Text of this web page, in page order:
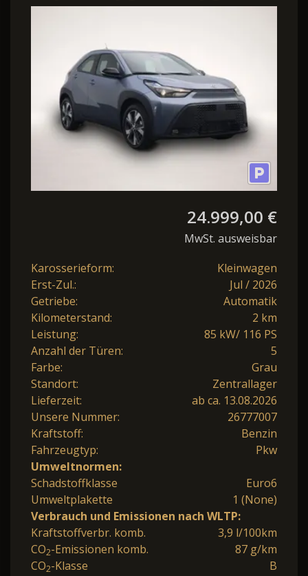
Pure 1.5 Hybrid 116PS
Automatik Sitzhei
24.999,00 €
MwSt. ausweisbar
Karosserieform:
Kleinwagen
Erst-Zul.:
Jul / 2026
Getriebe:
Automatik
Kilometerstand:
2 km
Leistung:
85 kW/ 116 PS
Anzahl der Türen:
5
Farbe:
Grau
Standort:
Zentrallager
Lieferzeit:
ab ca. 13.08.2026
Unsere Nummer:
26777007
Kraftstoff:
Benzin
Fahrzeugtyp:
Pkw
Umweltnormen:
Schadstoffklasse
Euro6
Umweltplakette
1 (None)
Verbrauch und Emissionen nach WLTP:
Kraftstoffverbr. komb.
3,9 l/100km
CO2-Emissionen komb.
87 g/km
CO2-Klasse B